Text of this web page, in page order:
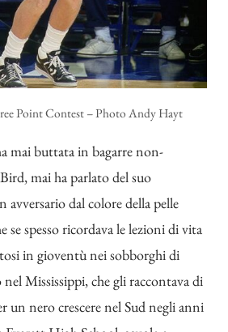
Point Contest – Photo Andy Hayt
mai buttata in bagarre non-
mai ha parlato del suo
avversario dal colore della pelle
se spesso ricordava le lezioni di vita
in gioventù nei sobborghi di
Mississippi, che gli raccontava di
un nero crescere nel Sud negli anni